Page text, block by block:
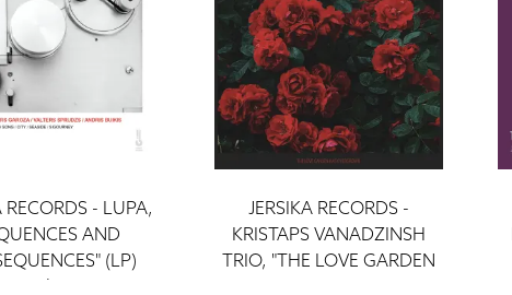
RECORDS - LUPA,
AND
(LP)
JERSIKA RECORDS -
KRISTAPS VANADZINSH
TRIO, "THE LOVE GARDEN